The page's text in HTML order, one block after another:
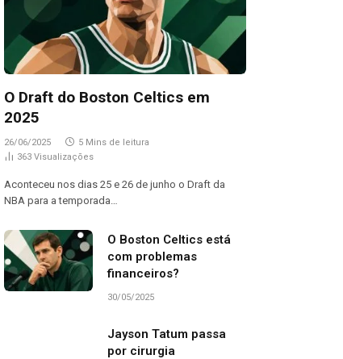
O Draft do Boston Celtics em
2025
26/06/2025
5 Mins de leitura
363 Visualizações
Aconteceu nos dias 25 e 26 de junho o Draft da
NBA para a temporada…
O Boston Celtics está
com problemas
financeiros?
30/05/2025
Jayson Tatum passa
por cirurgia